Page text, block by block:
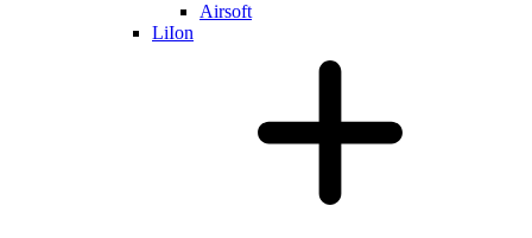
Airsoft
LiIon